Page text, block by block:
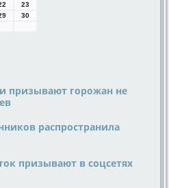
23
30
призывают горожан не
распространила
призывают в соцсетях